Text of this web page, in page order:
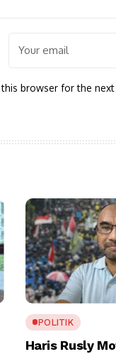
browser for the
POLITIK
Haris Rusly